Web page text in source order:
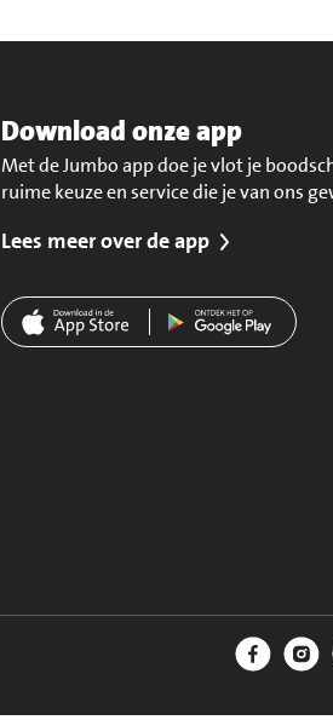
Download onze app
Met de Jumbo app doe je vlot je
ruime keuze en service die je van ons
Lees meer over de app
Volg ons
Jumbo